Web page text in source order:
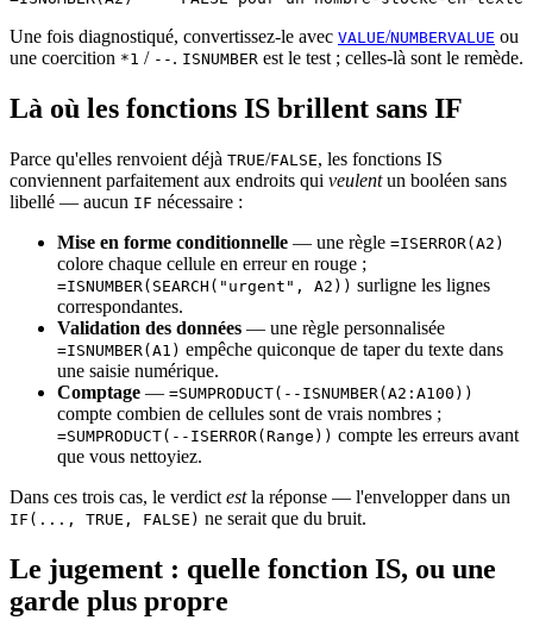
Une fois diagnostiqué, convertissez-le avec VALUE/NUMBERVALUE ou
une coercition *1 / -- . ISNUMBER est le test ; celles-là sont le remède.
Là où les fonctions IS brillent sans IF
Parce qu'elles renvoient déjà TRUE/FALSE, les fonctions IS
conviennent parfaitement aux endroits qui veulentun booléen sans
libellé — aucun IF nécessaire :
Mise en forme conditionnelle — une règle =ISERROR(A2)
colore chaque cellule en erreur en rouge ;
=ISNUMBER(SEARCH("urgent", A2)) surligne les lignes
correspondantes.
Validation des données — une règle personnalisée
=ISNUMBER(A1) empêche quiconque de taper du texte dans
une saisie numérique.
Comptage — =SUMPRODUCT(--ISNUMBER(A2:A100))
compte combien de cellules sont de vrais nombres ;
=SUMPRODUCT(--ISERROR(Range)) compte les erreurs avant
que vous nettoyiez.
Dans ces trois cas, le verdict estla réponse — l'envelopper dans un
IF(..., TRUE, FALSE) ne serait que du bruit.
Le jugement : quelle fonction IS, ou une
garde plus propre